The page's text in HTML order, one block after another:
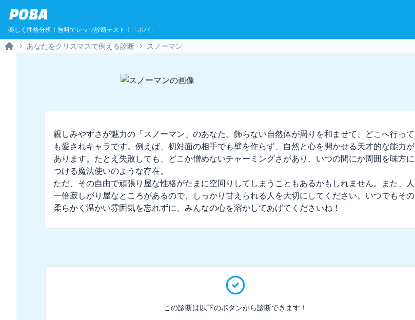
POBA
楽しく性格分析！無料でレッツ診断テスト！「ポバ」
あなたをクリスマスで例える診断 スノーマン
親しみやすさが魅力の「スノーマン」のあなた。飾らない自然体が周りを和ませて、どこへ行って
も愛されキャラです。例えば、初対面の相手でも壁を作らず、自然と心を開かせる天才的な能力が
あります。たとえ失敗しても、どこか憎めないチャーミングさがあり、いつの間にか周囲を味方に
つける魔法使いのような存在。
ただ、その自由で頑張り屋な性格がたまに空回りしてしまうこともあるかもしれません。また、人
一倍寂しがり屋なところがあるので、しっかり甘えられる人を大切にしてください。いつでもその
柔らかく温かい雰囲気を忘れずに、みんなの心を溶かしてあげてくださいね！
この診断は以下のボタンから診断できます！